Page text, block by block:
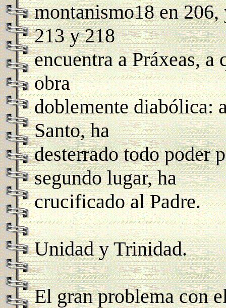
montanismo18 en
213 y 218
encuentra a Práxeas, a
obra
doblemente diabólica:
Santo, ha
desterrado todo poder
segundo lugar, ha
crucificado al Padre.
Unidad y Trinidad.
El gran problema con